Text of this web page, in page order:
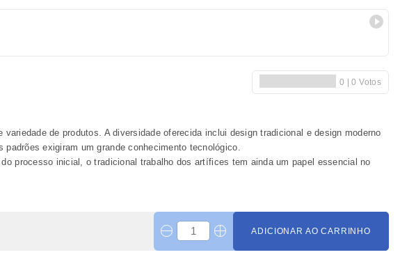
de produtos. A diversidade oferecida inclui design tradicional e design moderno
exigiram um grande conhecimento tecnológico.
processo inicial, o tradicional trabalho dos artífices tem ainda um papel essencial no
ADICIONAR AO CARRINHO